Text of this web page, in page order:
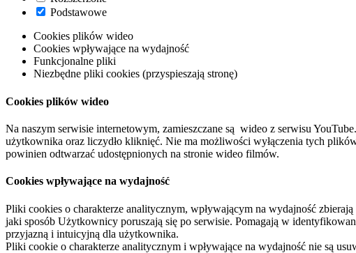
Podstawowe
Cookies plików wideo
Cookies wpływające na wydajność
Funkcjonalne pliki
Niezbędne pliki cookies (przyspieszają stronę)
Cookies plików wideo
Na naszym serwisie internetowym, zamieszczane są wideo z serwisu
użytkownika oraz liczydło kliknięć. Nie ma możliwości wyłączenia tych
powinien odtwarzać udostępnionych na stronie wideo filmów.
Cookies wpływające na wydajność
Pliki cookies o charakterze analitycznym, wpływającym na wydajność
jaki sposób Użytkownicy poruszają się po serwisie. Pomagają w
przyjazną i intuicyjną dla użytkownika.
Pliki cookie o charakterze analitycznym i wpływające na wydajność nie są